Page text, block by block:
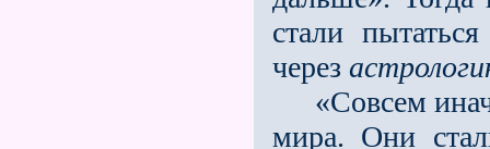
стали
через
«Совсем
мира. Они